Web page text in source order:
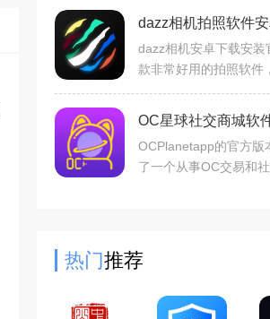
起使用，能够为大家提
镜，模板，以及修图功
dazz相机安卓下载安装
款非常好用的拍照软件
风、胶片风、怀旧风、
风等超多风格全面满足您
OC星球社交商城软
OCPlanetapp的官方版
了一个从事OC交易和社
热门推荐